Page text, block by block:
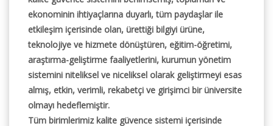
ekonominin ihtiyaçlarına duyarlı, tüm paydaşlar ile
etkileşim içerisinde olan, ürettiği bilgiyi ürüne,
teknolojiye ve hizmete dönüştüren, eğitim-öğretimi,
araştırma-geliştirme faaliyetlerini, kurumun yönetim
sistemini niteliksel ve niceliksel olarak geliştirmeyi esas
almış, etkin, verimli, rekabetçi ve girişimci bir üniversite
olmayı hedeflemiştir.
Tüm birimlerimiz kalite güvence sistemi içerisinde